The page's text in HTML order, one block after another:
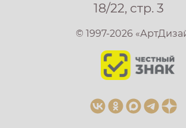
18/22, стр. 3
© 1997-2026